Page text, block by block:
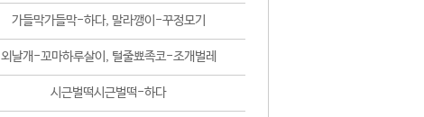
가들막가들막-하다, 말라깽이-꾸정모기
외날개-꼬마하루살이, 털줄뾰족코-조개벌레
시근벌떡시근벌떡-하다